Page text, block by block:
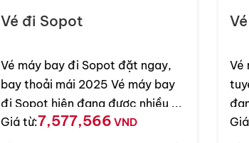
Vé đi Sopot
Vé máy bay đi Sopot đặt ngay,
bay thoải mái 2025 Vé máy bay
đi Sopot hiện đang được nhiều ...
Giá từ:7,577,566 VND
Vé